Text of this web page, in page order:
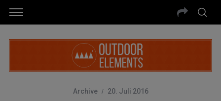
Archive 20. Juli 2016